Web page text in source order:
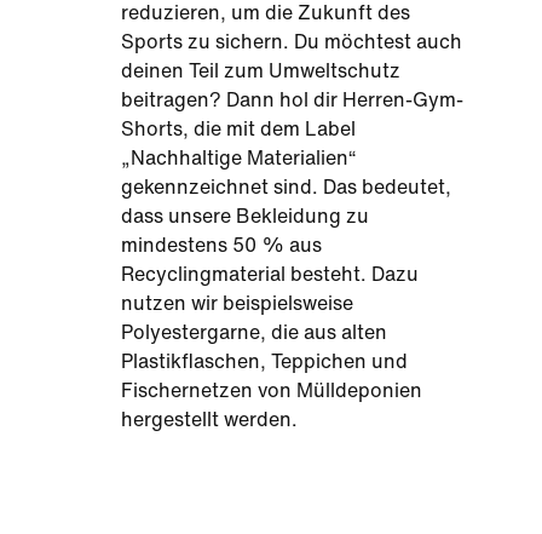
reduzieren, um die Zukunft des
Sports zu sichern. Du möchtest auch
deinen Teil zum Umweltschutz
beitragen? Dann hol dir Herren-Gym-
Shorts, die mit dem Label
„Nachhaltige Materialien“
gekennzeichnet sind. Das bedeutet,
dass unsere Bekleidung zu
mindestens 50 % aus
Recyclingmaterial besteht. Dazu
nutzen wir beispielsweise
Polyestergarne, die aus alten
Plastikflaschen, Teppichen und
Fischernetzen von Mülldeponien
hergestellt werden.